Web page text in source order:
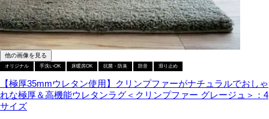
他の画像を見る
オリジナル 手洗いOK 床暖房OK 抗菌・防臭 防音 滑り止め
【極厚35mmウレタン使用】クリンプファーがナチュラルでおしゃ
れな極厚＆高機能ウレタンラグ＜クリンプファー グレージュ＞：4
サイズ